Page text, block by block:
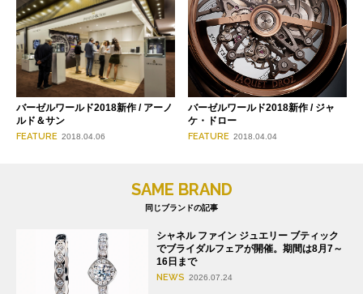
バーゼルワールド2018新作 / アーノ
ルド＆サン
FEATURE 2018.04.06
バーゼルワールド2018新作 / ジャ
ケ・ドロー
FEATURE 2018.04.04
SAME BRAND
同じブランドの記事
シャネル ファイン ジュエリー ブティック
でブライダルフェアが開催。期間は8月7～
16日まで
NEWS 2026.07.24